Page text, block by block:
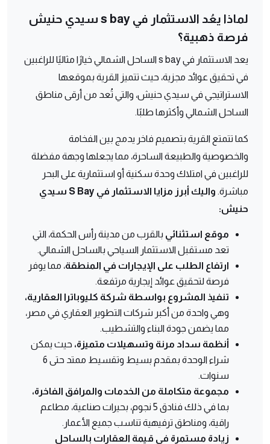
لماذا يعُد الاستثمار في s bay سيدي حنيش
فرصة ذهبية؟
يعد الاستثمار في s bay الساحل الشمالي خيارًا مثاليًا للراغبين
في تحقيق عوائد مجزية، حيث تتميز القرية بموقعها
الاستراتيجي في سيدي حنيش، والتي تُعد من أرقى مناطق
الساحل الشمالي وأكثرها طلبًا.
كما تتمتع القرية بتصميم فاخر يدمج بين الفخامة
والخصوصية والطبيعة الساحرة، مما يجعلها وجهة مفضلة
للراغبين في امتلاك وحدة سكنية أو استثمارية على البحر
مباشرة.
واليك أبرز مزايا الاستثمار في S Bay سيدي
حنيش:
موقع استثنائي بالقرب من مدينة رأس الحكمة، التي
تعد مستقبل الاستثمار السياحي بالساحل الشمالي.
ارتفاع الطلب على الإيجارات في المنطقة، مما يوفر
فرصة لتحقيق عوائد إيجارية مرتفعة.
تنفيذ المشروع بواسطة شركة كليوباترا العقارية،
وهي واحدة من أكبر شركات التطوير العقاري في مصر،
مما يضمن جودة البناء والتشطيب.
أنظمة سداد مرنة وتسهيلات متميزة، حيث يمكن
شراء الوحدة بمقدم بسيط وتقسيط ممتد حتى 6
سنوات.
مجموعة متكاملة من الخدمات والمرافق الفاخرة،
بما في ذلك فنادق 5 نجوم، بحيرات صناعية، مطاعم
راقية، ومناطق ترفيهية تناسب جميع الأعمار.
زيادة مستمرة في قيمة العقارات بالساحل